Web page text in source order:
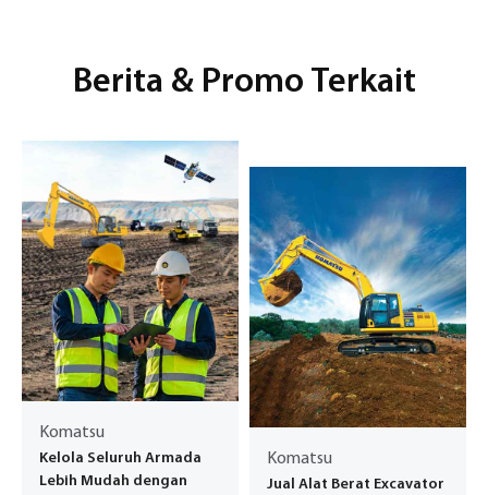
Berita & Promo Terkait
Komatsu
Kelola Seluruh Armada
Lebih Mudah dengan
Komatsu
Jual Alat Berat Excavator